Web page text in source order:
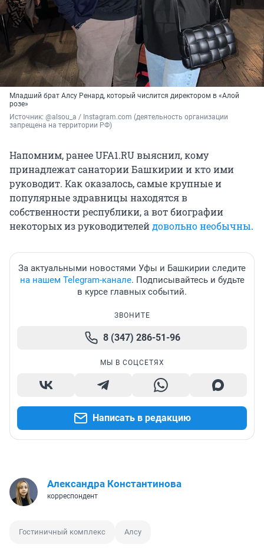
Младший брат Алсу Ренард, который числится директором в «Алой
розе»
Источник: @alsou_a / Instagram.com (деятельность организации
запрещена на территории РФ)
Напомним, ранее UFA1.RU выяснил, кому
принадлежат санатории Башкирии и кто ими
руководит. Как оказалось, самые крупные и
популярные здравницы находятся в
собственности республики, а вот биографии
некоторых из руководителейдовольно необычны.
За актуальными новостями Уфы и Башкирии следите
на нашем Telegram-канале. Подписывайтесь и будьте
в курсе главных событий.
ЗВОНИТЕ
8 (347) 286-51-96
МЫ В СОЦСЕТЯХ
Написать в редакцию
Александра Константинова
корреспондент
Гостиничный комплекс Алсу